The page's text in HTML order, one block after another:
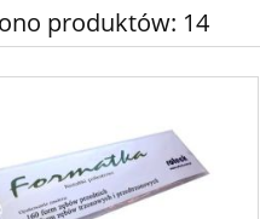
produktów: 14